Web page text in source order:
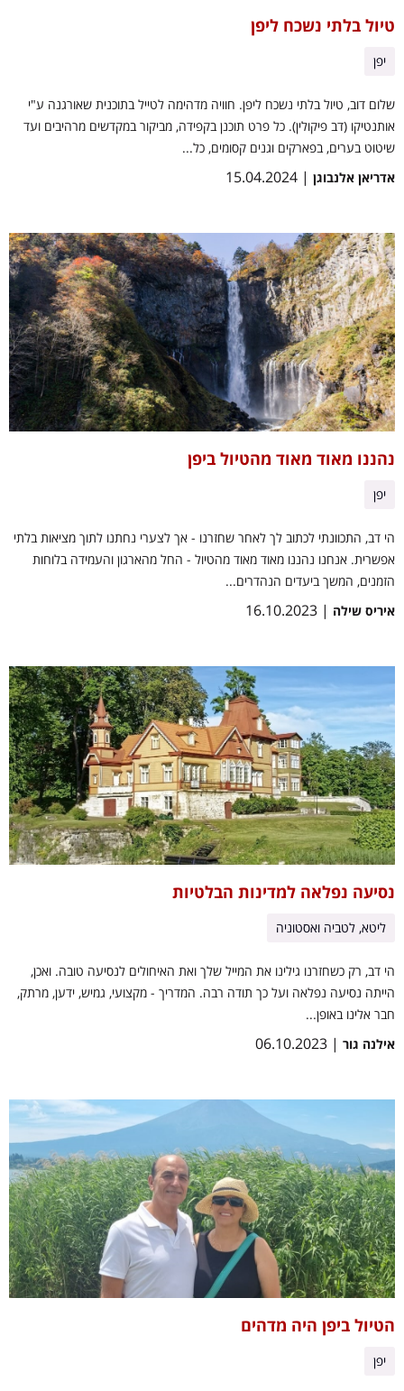
טיול בלתי נשכח ליפן
יפן
שלום דוב, טיול בלתי נשכח ליפן. חוויה מדהימה לטייל בתוכנית שאורגנה ע"י
אותנטיקו (דב פיקולין). כל פרט תוכנן בקפידה, מביקור במקדשים מרהיבים ועד
שיטוט בערים, בפארקים וגנים קסומים, כל...
אדריאן אלנבוגן | 15.04.2024
נהננו מאוד מאוד מהטיול ביפן
יפן
הי דב, התכוונתי לכתוב לך לאחר שחזרנו - אך לצערי נחתנו לתוך מציאות בלתי
אפשרית. אנחנו נהננו מאוד מאוד מהטיול - החל מהארגון והעמידה בלוחות
הזמנים, המשך ביעדים הנהדרים...
איריס שילה | 16.10.2023
נסיעה נפלאה למדינות הבלטיות
ליטא, לטביה ואסטוניה
הי דב, רק כשחזרנו גילינו את המייל שלך ואת האיחולים לנסיעה טובה. ואכן,
הייתה נסיעה נפלאה ועל כך תודה רבה. המדריך - מקצועי, גמיש, ידען, מרתק,
חבר אלינו באופן...
אילנה גור | 06.10.2023
הטיול ביפן היה מדהים
יפן